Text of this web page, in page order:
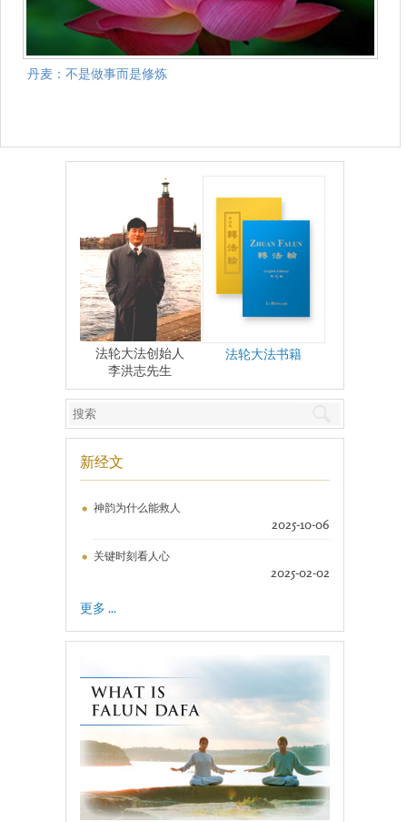
丹麦：不是做事而是修炼
法轮大法创始人
李洪志先生
法轮大法书籍
新经文
神韵为什么能救人
2025-10-06
关键时刻看人心
2025-02-02
更多 ...